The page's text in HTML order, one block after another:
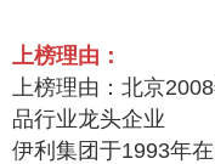
上榜理由：
上榜理由：北京
品行业龙头企业
伊利集团于1993年